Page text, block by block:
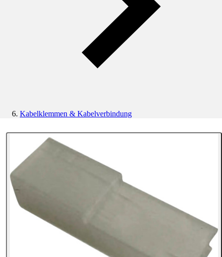
Kabelklemmen & Kabelverbindung